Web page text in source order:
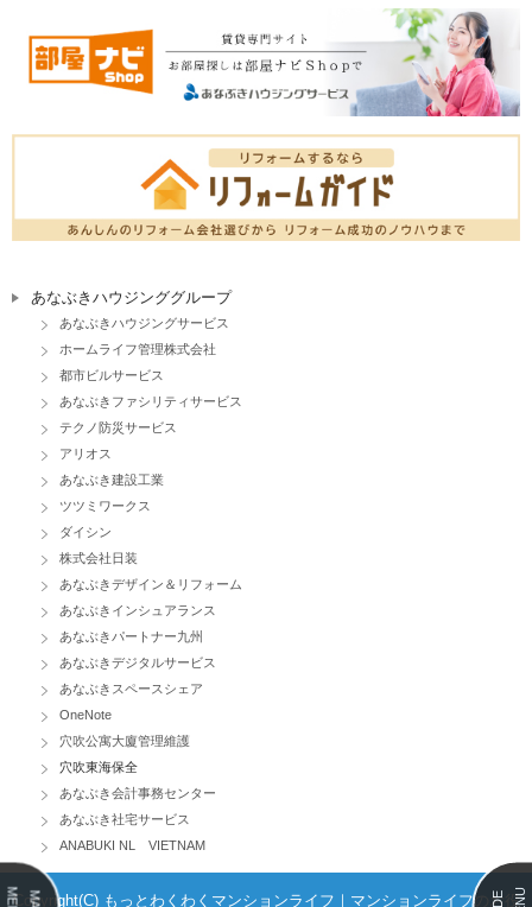
あなぶきハウジンググループ
あなぶきハウジングサービス
ホームライフ管理株式会社
都市ビルサービス
あなぶきファシリティサービス
テクノ防災サービス
アリオス
あなぶき建設工業
ツツミワークス
ダイシン
株式会社日装
あなぶきデザイン＆リフォーム
あなぶきインシュアランス
あなぶきパートナー九州
あなぶきデジタルサービス
あなぶきスペースシェア
OneNote
穴吹公寓大廈管理維護
穴吹東海保全
あなぶき会計事務センター
あなぶき社宅サービス
ANABUKI NL VIETNAM
Copyright(C) もっとわくわくマンションライフ｜マンションライフのお役